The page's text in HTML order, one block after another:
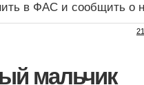
в ФАС и сообщить о
мальчик